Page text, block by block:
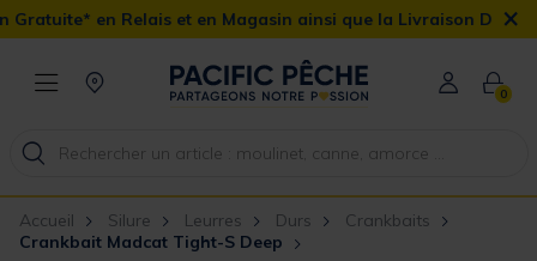
et en Magasin ainsi que la Livraison Domicile offerte dès
×
0
Accueil Silure Leurres Durs
Crankbaits
Crankbait Madcat Tight-S Deep